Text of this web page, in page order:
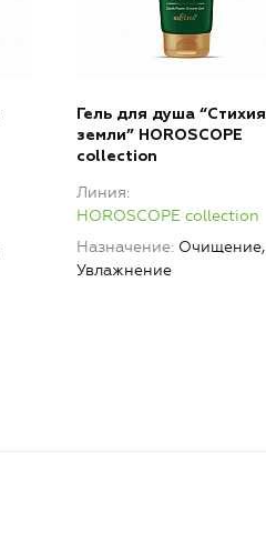
Гель для душа “Стихия
земли” HOROSCOPE
collection
Линия
HOROSCOPE collection
Назначение Очищение,
Увлажнение